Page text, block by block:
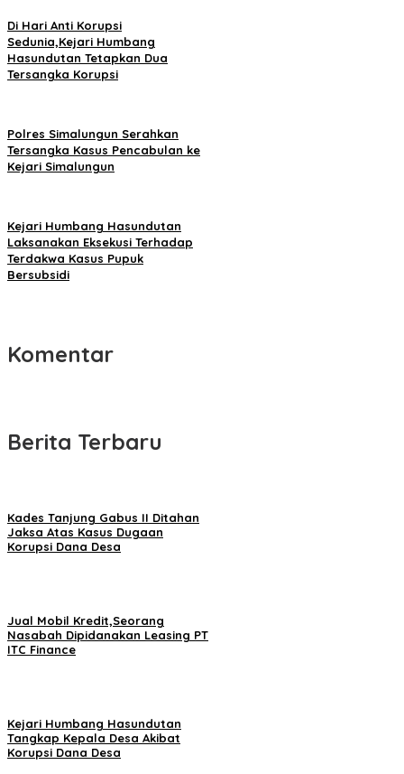
Di Hari Anti Korupsi
Sedunia,Kejari Humbang
Hasundutan Tetapkan Dua
Tersangka Korupsi
Polres Simalungun Serahkan
Tersangka Kasus Pencabulan ke
Kejari Simalungun
Kejari Humbang Hasundutan
Laksanakan Eksekusi Terhadap
Terdakwa Kasus Pupuk
Bersubsidi
Komentar
Berita Terbaru
Kades Tanjung Gabus II Ditahan
Jaksa Atas Kasus Dugaan
Korupsi Dana Desa
Jual Mobil Kredit,Seorang
Nasabah Dipidanakan Leasing PT
ITC Finance
Kejari Humbang Hasundutan
Tangkap Kepala Desa Akibat
Korupsi Dana Desa